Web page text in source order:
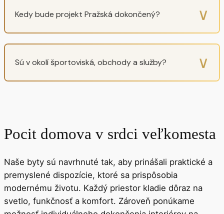
Kedy bude projekt Pražská dokončený? ∨
Sú v okolí športoviská, obchody a služby? ∨
Pocit domova v srdci veľkomesta
Naše byty sú navrhnuté tak, aby prinášali praktické a
premyslené dispozície, ktoré sa prispôsobia
modernému životu. Každý priestor kladie dôraz na
svetlo, funkčnosť a komfort. Zároveň ponúkame